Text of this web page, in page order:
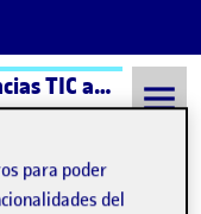
Iniciación a las competencias TIC aula 3
para poder
del